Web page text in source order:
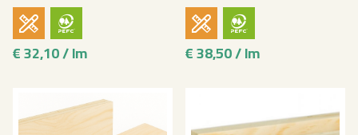
€ 32,10 / lm € 38,50 / lm